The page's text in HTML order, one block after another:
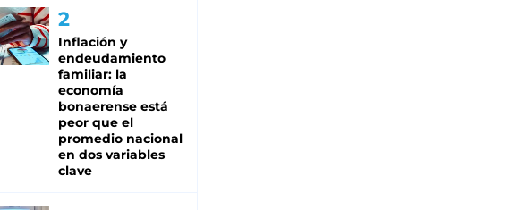
Inflación y
endeudamiento
familiar: la
economía
bonaerense está
peor que el
promedio nacional
en dos variables
clave